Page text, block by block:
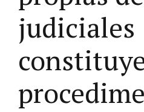
judiciales